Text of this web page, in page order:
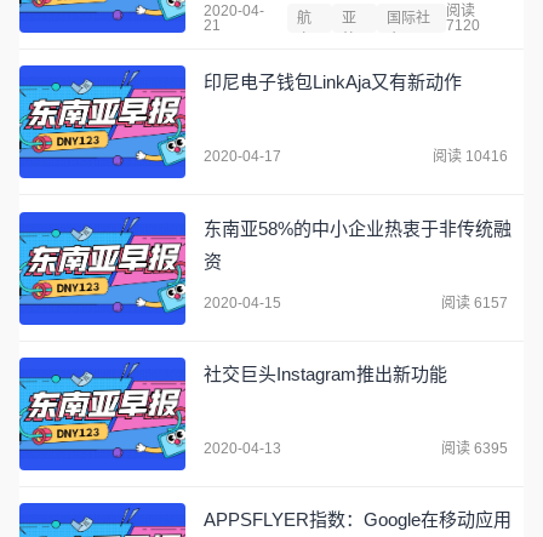
2020-04-
21
航
亚
国际社
阅读
7120
印尼电子钱包LinkAja又有新动作
2020-04-17 阅读 10416
东南亚58%的中小企业热衷于非传统融
资
2020-04-15 阅读 6157
社交巨头Instagram推出新功能
2020-04-13 阅读 6395
APPSFLYER指数：Google在移动应用